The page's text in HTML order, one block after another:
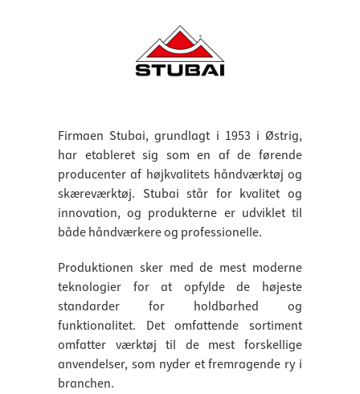
Firmaen Stubai, grundlagt i 1953 i Østrig,
har etableret sig som en af de førende
producenter af højkvalitets håndværktøj og
skæreværktøj. Stubai står for kvalitet og
innovation, og produkterne er udviklet til
både håndværkere og professionelle.
Produktionen sker med de mest moderne
teknologier for at opfylde de højeste
standarder for holdbarhed og
funktionalitet. Det omfattende sortiment
omfatter værktøj til de mest forskellige
anvendelser, som nyder et fremragende ry i
branchen.